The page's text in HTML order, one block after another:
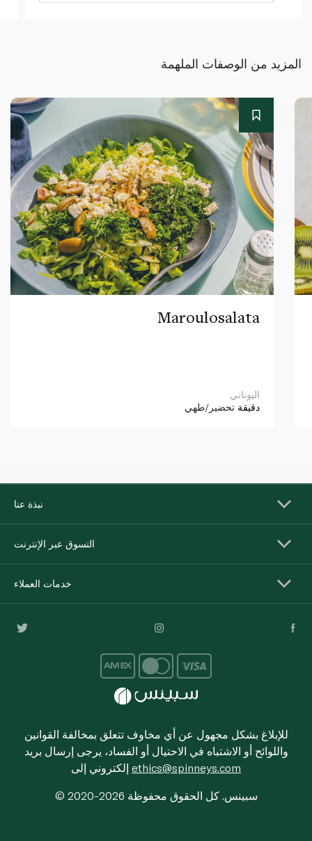
المزيد من الوصفات الملهمة
Maroulosalata
اليوناني
دقيقة تحضير/طهي
نبذة عنا
التسوق عبر الإنترنت
خدمات العملاء
للإبلاغ بشكل مجهول عن أي مخاوف تتعلق بمخالفة القوانين
واللوائح أو الاشتباه في الاحتيال أو الفساد، يرجى إرسال بريد
ethics@spinneys.com
© 2020-2026 سبينس. كل الحقوق محفوظة